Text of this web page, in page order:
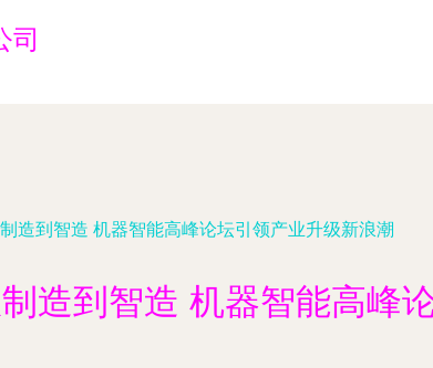
司
造到智造 机器智能高峰论坛引领产业升级新浪潮
造到智造 机器智能高峰